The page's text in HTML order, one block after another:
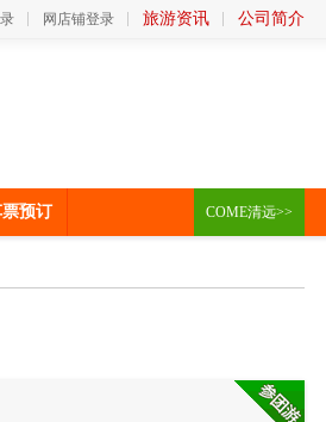
网店铺登录 旅游资讯 公司简介
预订 COME清远>>